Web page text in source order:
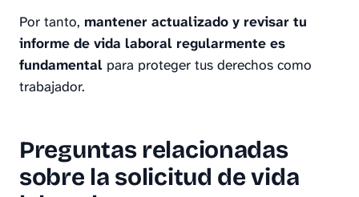
Por tanto, mantener actualizado y revisar tu
informe de vida laboral regularmente es
fundamental para proteger tus derechos como
trabajador.
Preguntas relacionadas
sobre la solicitud de vida